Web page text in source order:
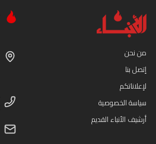
من نحن
إتصل بنا
لإعلاناتكم
سياسة الخصوصية
أرشيف الأنباء القديم